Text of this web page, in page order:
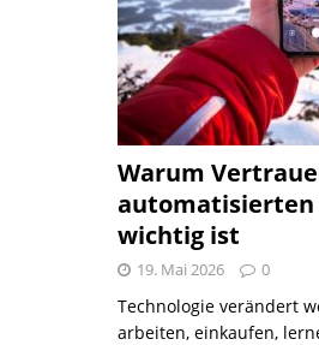
Warum
wichtig ist
19. Mai 2026 0
Technologie verändert
arbeiten, einkaufen,